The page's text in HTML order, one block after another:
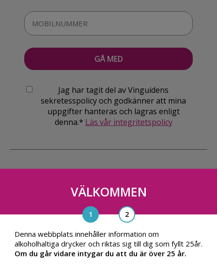
Jag har tagit del av Vinguidens
sekretesspolicy och godkänner att mina
uppgifter hanteras och lagras enligt
denna.* Läs vår integritetspolicy
Vinguiden Nordic AB
Blasieholmsgatan 4A, 111 48, Stockholm
info@vinguiden.com
VÄLKOMMEN
Denna webbplats innehåller information om
alkoholhaltiga drycker och riktas sig till dig som fyllt 25år.
Om du går vidare intygar du att du är över 25 år.